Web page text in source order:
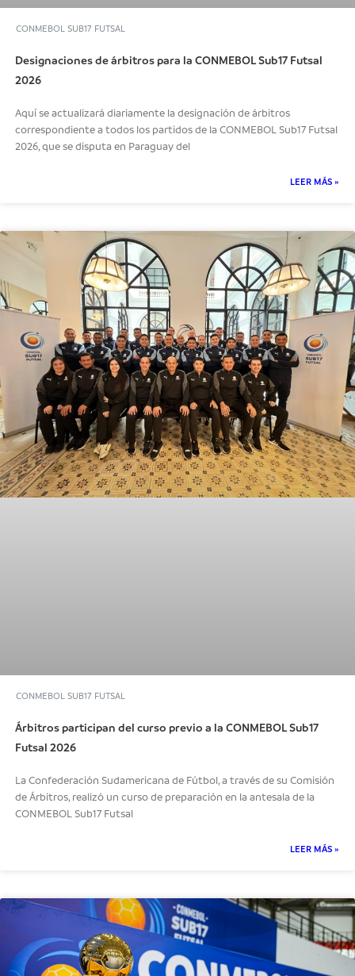
CONMEBOL SUB17 FUTSAL
Designaciones de árbitros para la CONMEBOL Sub17 Futsal
2026
Aquí se actualizará diariamente la designación de árbitros
correspondiente a todos los partidos de la CONMEBOL Sub17 Futsal
2026, que se disputa en Paraguay del
LEER MÁS »
CONMEBOL SUB17 FUTSAL
Árbitros participan del curso previo a la CONMEBOL Sub17
Futsal 2026
La Confederación Sudamericana de Fútbol, a través de su Comisión
de Árbitros, realizó un curso de preparación en la antesala de la
CONMEBOL Sub17 Futsal
LEER MÁS »